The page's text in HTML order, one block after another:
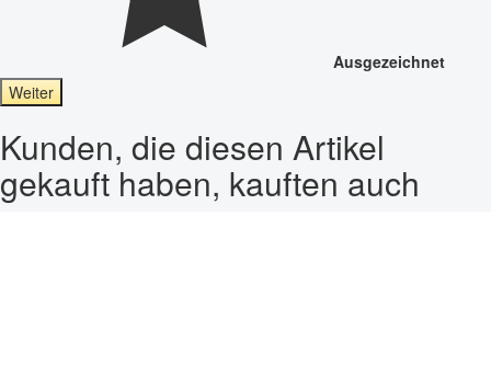
Ausgezeichnet
Weiter
Kunden, die diesen Artikel
gekauft haben, kauften auch